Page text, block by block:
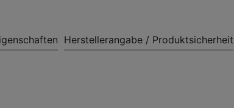
Herstellerangabe / Produktsicherheit